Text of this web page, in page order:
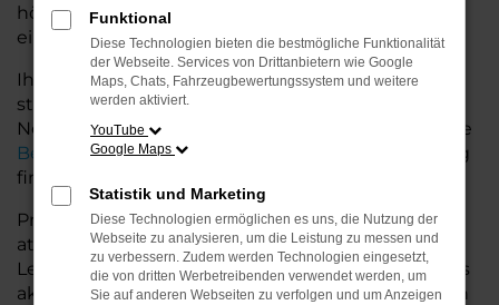
höchsten Fahrkomfort, innovative Features und
eine herausragende Wirtschaftlichkeit.
Ihr Audi Autohaus in der Nähe von Bremervörde
steht Ihnen mit einer breiten Auswahl an
Neuwagen zur Seite und bietet Ihnen umfassende
Beratung, damit Sie das für Sie passende Fahrzeug
finden.
Profitieren Sie von zusätzlichen Services wie
attraktiven Finanzierungsmöglichkeiten,
Leasingangeboten und der Inzahlungnahme Ihres
aktuellen Fahrzeugs. Besuchen Sie uns und lassen
Funktional
Diese Technologien bieten die bestmögliche Funktionalität
der Webseite. Services von Drittanbietern wie Google
Maps, Chats, Fahrzeugbewertungssystem und weitere
werden aktiviert.
YouTube
Google Maps
Statistik und Marketing
Diese Technologien ermöglichen es uns, die Nutzung der
Webseite zu analysieren, um die Leistung zu messen und
zu verbessern. Zudem werden Technologien eingesetzt,
die von dritten Werbetreibenden verwendet werden, um
Sie auf anderen Webseiten zu verfolgen und um Anzeigen